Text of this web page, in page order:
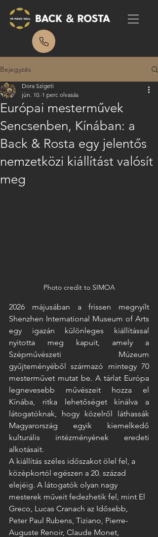
Bejegyzés
Európai mesterművek
Sencsenben, Kínában: a
Back & Rosta egy jelentős
nemzetközi kiállítást valósít
meg
Dora Szigeti
jún. 10. 1 perc olvasás
Photo credit to SIMOA
2026 májusában a frissen megnyílt
Shenzhen International Museum of Arts
egy igazán különleges kiállítással
nyitotta meg kapuit, amely a
Szépművészeti Múzeum
gyűjteményéből származó mintegy 70
mesterművet mutat be. A tárlat Európa
legnevesebb művészeit hozza el
Kínába, ritka lehetőséget kínálva a
látogatóknak, hogy közelről láthassák
Magyarország egyik kiemelkedő
kulturális intézményének eredeti
alkotásait.
A kiállítás széles időszakot ölel fel, a
középkortól egészen a 20. század
elejéig. A látogatók olyan nagy
mesterek műveit fedezhetik fel, mint El
Greco, Lucas Cranach az Idősebb,
Peter Paul Rubens, Tiziano, Pierre-
Auguste Renoir, Claude Monet,